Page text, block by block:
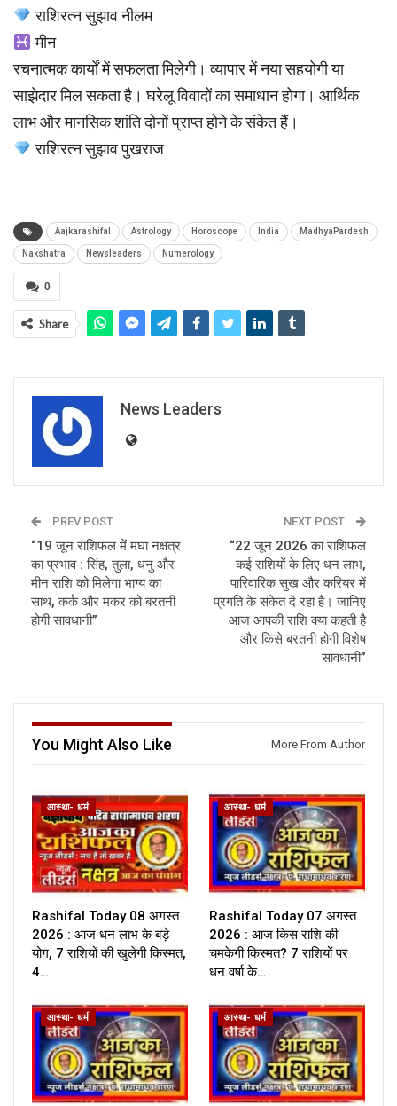
राशिरत्न सुझाव नीलम
मीन
रचनात्मक कार्यों में सफलता मिलेगी। व्यापार में नया सहयोगी या
साझेदार मिल सकता है। घरेलू विवादों का समाधान होगा। आर्थिक
लाभ और मानसिक शांति दोनों प्राप्त होने के संकेत हैं।
राशिरत्न सुझाव पुखराज
Aajkarashifal Astrology Horoscope India MadhyaPardesh
Nakshatra Newsleaders Numerology
0
Share
News Leaders
PREV POST
“19 जून राशिफल में मघा नक्षत्र
का प्रभाव : सिंह, तुला, धनु और
मीन राशि को मिलेगा भाग्य का
साथ, कर्क और मकर को बरतनी
होगी सावधानी”
NEXT POST
“22 जून 2026 का राशिफल
कई राशियों के लिए धन लाभ,
पारिवारिक सुख और करियर में
प्रगति के संकेत दे रहा है। जानिए
आज आपकी राशि क्या कहती है
और किसे बरतनी होगी विशेष
सावधानी”
You Might Also Like More From Author
आस्था- धर्म
Rashifal Today 08 अगस्त
2026 : आज धन लाभ के बड़े
योग, 7 राशियों की खुलेगी किस्मत,
4…
आस्था- धर्म
Rashifal Today 07 अगस्त
2026 : आज किस राशि की
चमकेगी किस्मत? 7 राशियों पर
धन वर्षा के…
आस्था- धर्म आस्था- धर्म